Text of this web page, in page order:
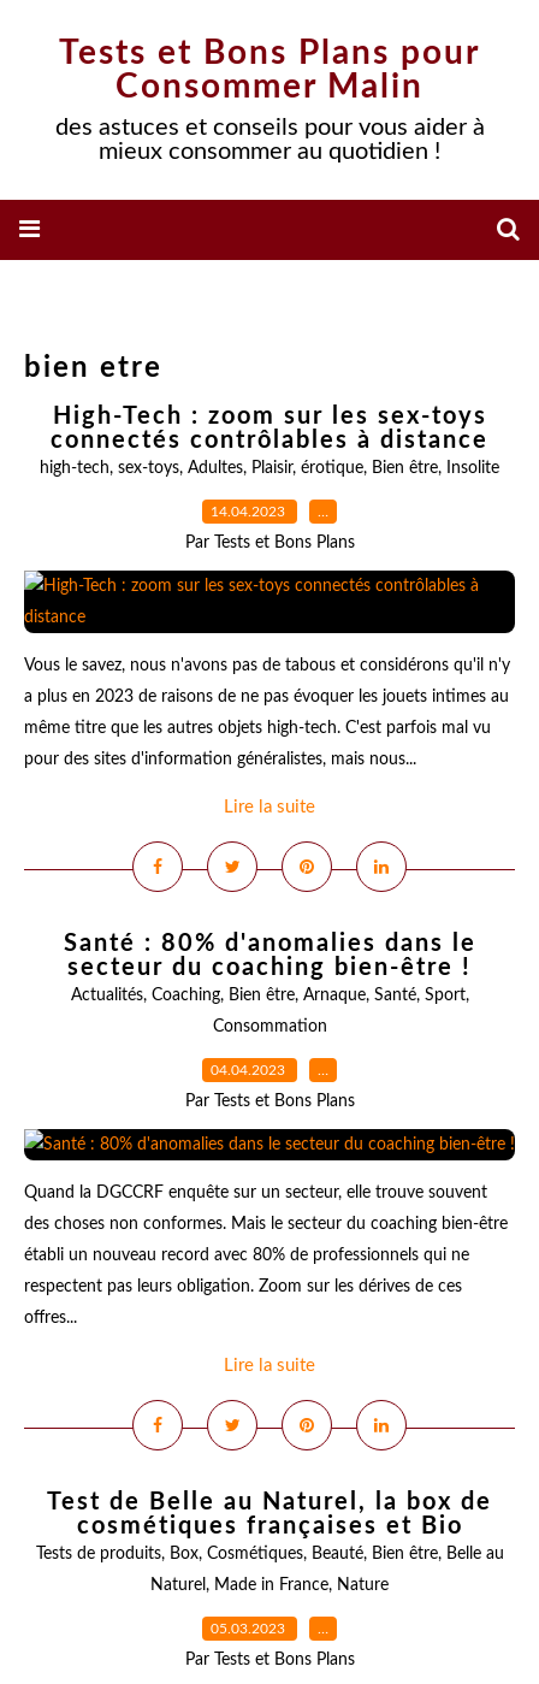
Tests et Bons Plans pour
Consommer Malin
des astuces et conseils pour vous aider à
mieux consommer au quotidien !
bien etre
High-Tech : zoom sur les sex-toys
connectés contrôlables à distance
high-tech, sex-toys, Adultes, Plaisir, érotique, Bien être, Insolite
14.04.2023 …
Par Tests et Bons Plans
Vous le savez, nous n'avons pas de tabous et considérons qu'il n'y
a plus en 2023 de raisons de ne pas évoquer les jouets intimes au
même titre que les autres objets high-tech. C'est parfois mal vu
pour des sites d'information généralistes, mais nous...
Lire la suite
Santé : 80% d'anomalies dans le
secteur du coaching bien-être !
Actualités, Coaching, Bien être, Arnaque, Santé, Sport,
Consommation
04.04.2023 …
Par Tests et Bons Plans
Quand la DGCCRF enquête sur un secteur, elle trouve souvent
des choses non conformes. Mais le secteur du coaching bien-être
établi un nouveau record avec 80% de professionnels qui ne
respectent pas leurs obligation. Zoom sur les dérives de ces
offres...
Lire la suite
Test de Belle au Naturel, la box de
cosmétiques françaises et Bio
Tests de produits, Box, Cosmétiques, Beauté, Bien être, Belle au
Naturel , Made in France, Nature
05.03.2023 …
Par Tests et Bons Plans